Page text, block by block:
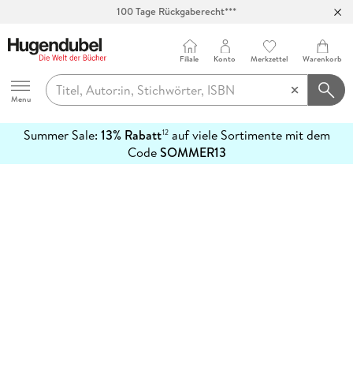
100 Tage Rückgaberecht***
Hugendubel
Menu
Filiale Konto Merkzettel Warenkorb
Summer Sale: 13% Rabatt12auf viele Sortimente mit dem
CodeSOMMER13
erfahren